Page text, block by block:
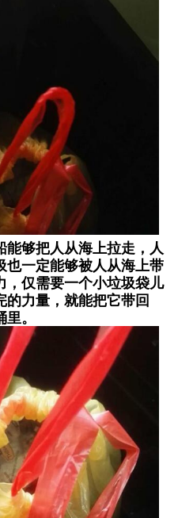
够把人从海上拉走，人
也一定能够被人从海上带
，仅需要一个小垃圾袋儿
的力量，就能把它带回
。